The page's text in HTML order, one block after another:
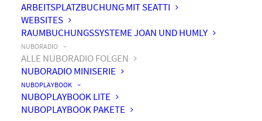
ARBEITSPLATZBUCHUNG MIT SEATTI
WEBSITES
RAUMBUCHUNGSSYSTEME JOAN UND HUMLY
NUBORADIO
ALLE NUBORADIO FOLGEN
NUBORADIO MINISERIE
NUBOPLAYBOOK
NUBOPLAYBOOK LITE
NUBOPLAYBOOK PAKETEby nuboworkers GmbH